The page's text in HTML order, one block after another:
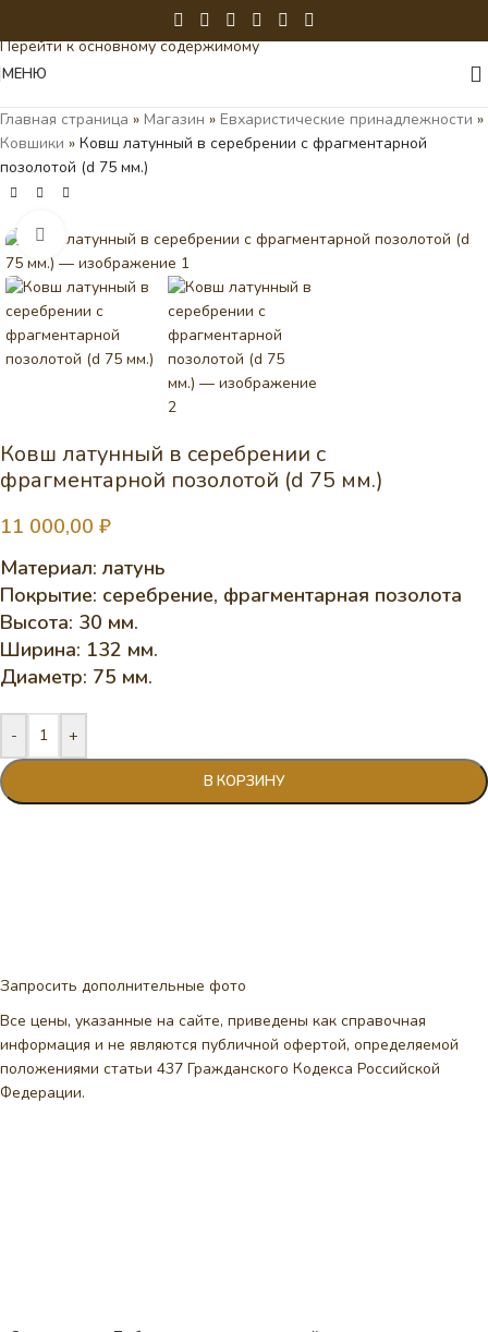
Перейти к основному содержимому
МЕНЮ
Главная страница » Магазин » Евхаристические принадлежности »
Ковшики » Ковш латунный в серебрении с фрагментарной
позолотой (d 75 мм.)
Нажмите, чтобы увеличить
Ковш латунный в серебрении с
фрагментарной позолотой (d 75 мм.)
11 000,00 ₽
Материал: латунь
Покрытие: серебрение, фрагментарная позолота
Высота: 30 мм.
Ширина: 132 мм.
Диаметр: 75 мм.
- +
В КОРЗИНУ
Запросить дополнительные фото
Все цены, указанные на сайте, приведены как справочная
информация и не являются публичной офертой, определяемой
положениями статьи 437 Гражданского Кодекса Российской
Федерации.